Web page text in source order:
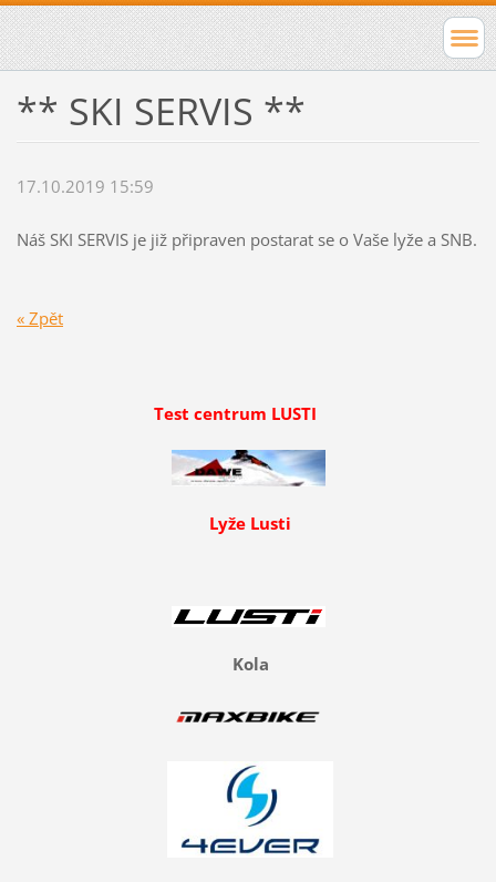
** SKI SERVIS **
17.10.2019 15:59
Náš SKI SERVIS je již připraven postarat se o Vaše lyže a SNB.
« Zpět
Test centrum LUSTI
Lyže Lusti
Kola